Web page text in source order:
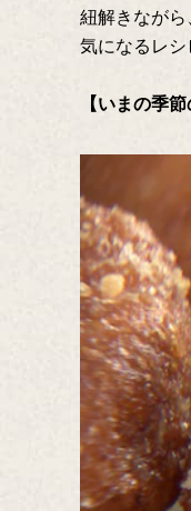
紐解きながら
気になるレシ
【いまの季